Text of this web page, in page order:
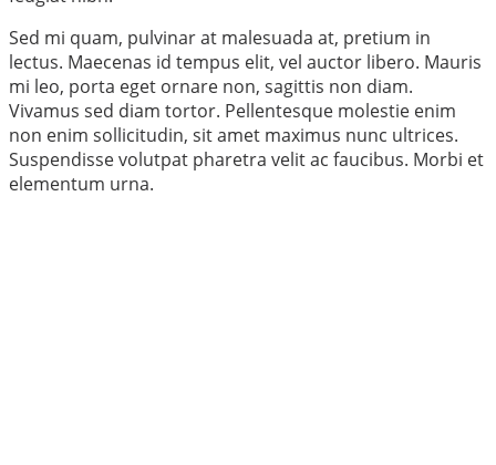
Sed mi quam, pulvinar at malesuada at, pretium in
lectus. Maecenas id tempus elit, vel auctor libero. Mauris
mi leo, porta eget ornare non, sagittis non diam.
Vivamus sed diam tortor. Pellentesque molestie enim
non enim sollicitudin, sit amet maximus nunc ultrices.
Suspendisse volutpat pharetra velit ac faucibus. Morbi et
elementum urna.